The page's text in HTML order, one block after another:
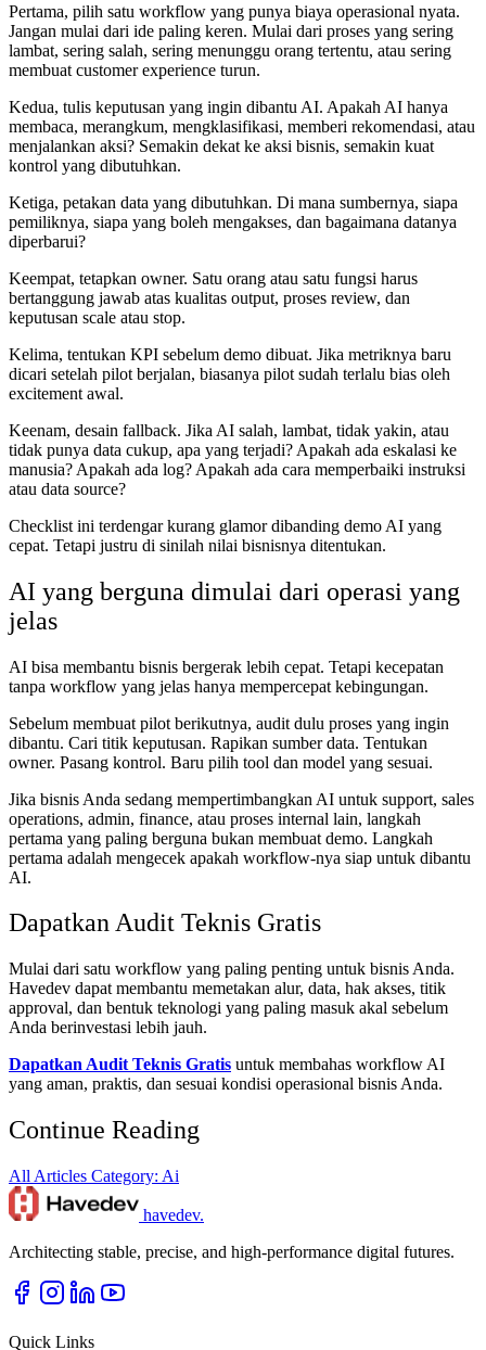
Pertama, pilih satu workflow yang punya biaya operasional nyata.
Jangan mulai dari ide paling keren. Mulai dari proses yang sering
lambat, sering salah, sering menunggu orang tertentu, atau sering
membuat customer experience turun.
Kedua, tulis keputusan yang ingin dibantu AI. Apakah AI hanya
membaca, merangkum, mengklasifikasi, memberi rekomendasi, atau
menjalankan aksi? Semakin dekat ke aksi bisnis, semakin kuat
kontrol yang dibutuhkan.
Ketiga, petakan data yang dibutuhkan. Di mana sumbernya, siapa
pemiliknya, siapa yang boleh mengakses, dan bagaimana datanya
diperbarui?
Keempat, tetapkan owner. Satu orang atau satu fungsi harus
bertanggung jawab atas kualitas output, proses review, dan
keputusan scale atau stop.
Kelima, tentukan KPI sebelum demo dibuat. Jika metriknya baru
dicari setelah pilot berjalan, biasanya pilot sudah terlalu bias oleh
excitement awal.
Keenam, desain fallback. Jika AI salah, lambat, tidak yakin, atau
tidak punya data cukup, apa yang terjadi? Apakah ada eskalasi ke
manusia? Apakah ada log? Apakah ada cara memperbaiki instruksi
atau data source?
Checklist ini terdengar kurang glamor dibanding demo AI yang
cepat. Tetapi justru di sinilah nilai bisnisnya ditentukan.
AI yang berguna dimulai dari operasi yang
jelas
AI bisa membantu bisnis bergerak lebih cepat. Tetapi kecepatan
tanpa workflow yang jelas hanya mempercepat kebingungan.
Sebelum membuat pilot berikutnya, audit dulu proses yang ingin
dibantu. Cari titik keputusan. Rapikan sumber data. Tentukan
owner. Pasang kontrol. Baru pilih tool dan model yang sesuai.
Jika bisnis Anda sedang mempertimbangkan AI untuk support, sales
operations, admin, finance, atau proses internal lain, langkah
pertama yang paling berguna bukan membuat demo. Langkah
pertama adalah mengecek apakah workflow-nya siap untuk dibantu
AI.
Dapatkan Audit Teknis Gratis
Mulai dari satu workflow yang paling penting untuk bisnis Anda.
Havedev dapat membantu memetakan alur, data, hak akses, titik
approval, dan bentuk teknologi yang paling masuk akal sebelum
Anda berinvestasi lebih jauh.
Dapatkan Audit Teknis Gratis untuk membahas workflow AI
yang aman, praktis, dan sesuai kondisi operasional bisnis Anda.
Continue Reading
All Articles Category: Ai
havedev.
Architecting stable, precise, and high-performance digital futures.
Quick Links